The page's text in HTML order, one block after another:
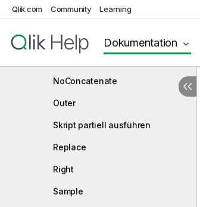
Qlik.com Community Learning
Dokumentation
Left
Mapping
NoConcatenate
Outer
Skript partiell ausführen
Replace
Right
Sample